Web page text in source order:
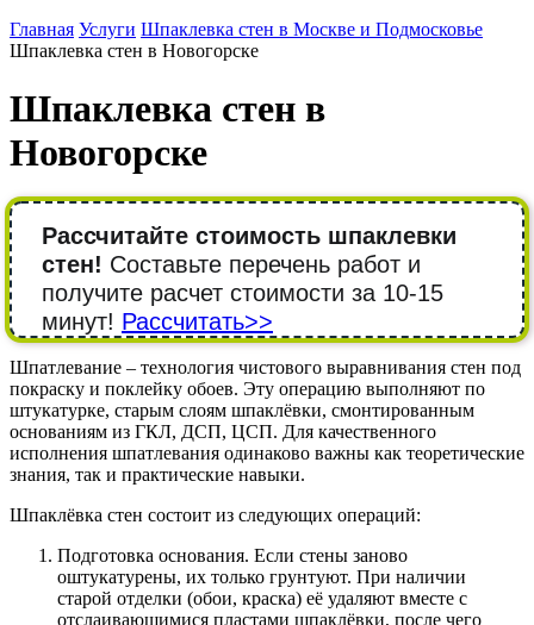
Главная Услуги Шпаклевка стен в Москве и Подмосковье
Шпаклевка стен в Новогорске
Шпаклевка стен в
Новогорске
Рассчитайте стоимость шпаклевки
стен! Составьте перечень работ и
получите расчет стоимости за 10-15
минут! Рассчитать>>
Шпатлевание – технология чистового выравнивания стен под
покраску и поклейку обоев. Эту операцию выполняют по
штукатурке, старым слоям шпаклёвки, смонтированным
основаниям из ГКЛ, ДСП, ЦСП. Для качественного
исполнения шпатлевания одинаково важны как теоретические
знания, так и практические навыки.
Шпаклёвка стен состоит из следующих операций:
Подготовка основания. Если стены заново
оштукатурены, их только грунтуют. При наличии
старой отделки (обои, краска) её удаляют вместе с
отслаивающимися пластами шпаклёвки, после чего